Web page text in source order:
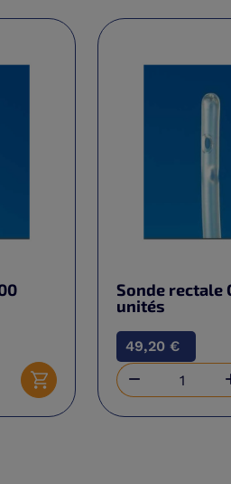
Ajouter au panier
Sonde rectale
unités
49,20 €
